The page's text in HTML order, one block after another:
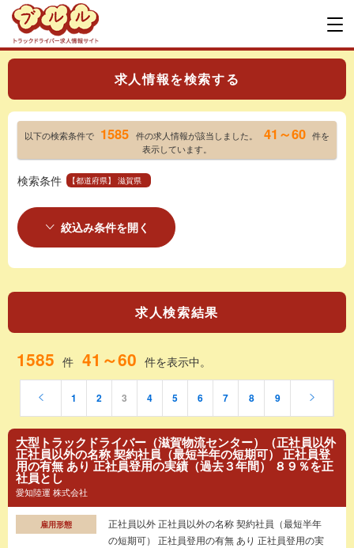
求人情報を検索する
以下の検索条件で 1585 件の求人情報が該当しました。 41～60 件を
表示しています。
検索条件 【都道府県】 滋賀県
絞込み条件を開く
求人検索結果
1585 件 41～60 件を表示中。
1 2 3 4 5 6 7 8 9
大型トラックドライバー（滋賀物流センター）（正社員以外
正社員以外の名称 契約社員（最短半年の短期可） 正社員登
用の有無 あり 正社員登用の実績（過去３年間） ８９％を正
社員とし
愛知陸運 株式会社
雇用形態
正社員以外 正社員以外の名称 契約社員（最短半年
の短期可） 正社員登用の有無 あり 正社員登用の実